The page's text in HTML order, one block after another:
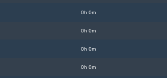
0h 0m
0h 0m
0h 0m
0h 0m